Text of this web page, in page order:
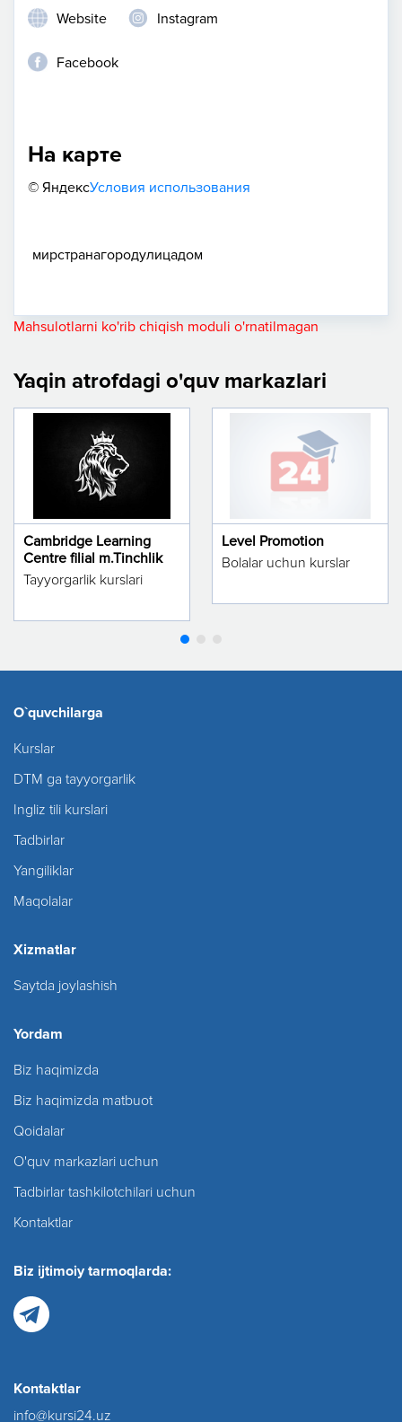
Website Instagram
Facebook
На карте
© ЯндексУсловия использования
мирстранагородулицадом
Mahsulotlarni ko'rib chiqish moduli o'rnatilmagan
Yaqin atrofdagi o'quv markazlari
Cambridge Learning
Centre filial m.Tinchlik
Tayyorgarlik kurslari
Level Promotion
Bolalar uchun kurslar
O`quvchilarga
Kurslar
DTM ga tayyorgarlik
Ingliz tili kurslari
Tadbirlar
Yangiliklar
Maqolalar
Xizmatlar
Saytda joylashish
Yordam
Biz haqimizda
Biz haqimizda matbuot
Qoidalar
O'quv markazlari uchun
Tadbirlar tashkilotchilari uchun
Kontaktlar
Biz ijtimoiy tarmoqlarda:
Kontaktlar
info@kursi24.uz